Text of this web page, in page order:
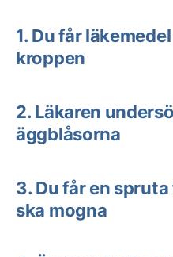
1. Du får
kroppen
2. Läkaren
äggblåsorna
3. Du får en
ska mogna